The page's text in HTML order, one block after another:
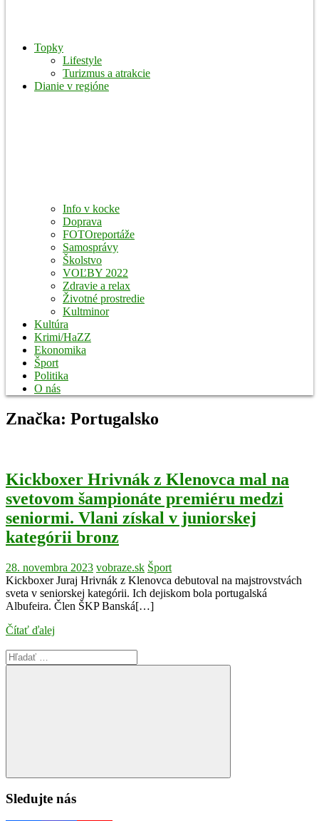
Topky
Lifestyle
Turizmus a atrakcie
Dianie v regióne
Info v kocke
Doprava
FOTOreportáže
Samosprávy
Školstvo
VOĽBY 2022
Zdravie a relax
Životné prostredie
Kultminor
Kultúra
Krimi/HaZZ
Ekonomika
Šport
Politika
O nás
Značka: Portugalsko
Kickboxer Hrivnák z Klenovca mal na
svetovom šampionáte premiéru medzi
seniormi. Vlani získal v juniorskej
kategórii bronz
28. novembra 2023 vobraze.sk Šport
Kickboxer Juraj Hrivnák z Klenovca debutoval na majstrovstvách
sveta v seniorskej kategórii. Ich dejiskom bola portugalská
Albufeira. Člen ŠKP Banská[…]
Čítať ďalej
Search
for:
Search
Sledujte nás